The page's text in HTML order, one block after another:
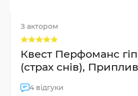
З актором
Квест Перфоманс
(страх снів),
4 відгуки